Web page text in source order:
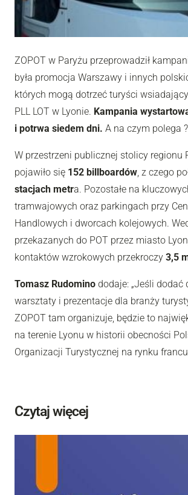
ZOPOT w Paryżu przeprowadził
była promocja Warszawy i innych
których mogą dotrzeć turyści
PLL LOT w Lyonie. Kampania
i potrwa siedem dni. A na czym polega ?
W przestrzeni publicznej stolicy regionu
pojawiło się 152 billboardów, z czego
stacjach metra. Pozostałe na
tramwajowych oraz parkingach przy
Handlowych i dworcach kolejowych.
przekazanych do POT przez miasto
kontaktów wzrokowych przekroczy 3,5
Tomasz Rudomino dodaje: „Jeśli dodać
warsztaty i prezentacje dla branży
ZOPOT tam organizuje, będzie to
na terenie Lyonu w historii obecności
Organizacji Turystycznej na rynku
Czytaj więcej